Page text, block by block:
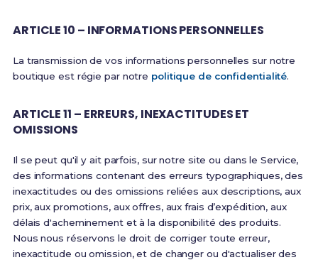
ARTICLE 10 – INFORMATIONS PERSONNELLES
La transmission de vos informations personnelles sur notre
boutique est régie par notre politique de confidentialité.
ARTICLE 11 – ERREURS, INEXACTITUDES ET
OMISSIONS
Il se peut qu'il y ait parfois, sur notre site ou dans le Service,
des informations contenant des erreurs typographiques, des
inexactitudes ou des omissions reliées aux descriptions, aux
prix, aux promotions, aux offres, aux frais d’expédition, aux
délais d'acheminement et à la disponibilité des produits.
Nous nous réservons le droit de corriger toute erreur,
inexactitude ou omission, et de changer ou d'actualiser des